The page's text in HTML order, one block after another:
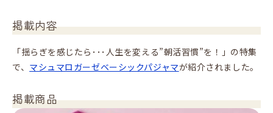
掲載内容
「揺らぎを感じたら･･･人生を変える”朝活習慣”を！」の特集
で、 マシュマロガーゼベーシックパジャマが紹介されました。
掲載商品